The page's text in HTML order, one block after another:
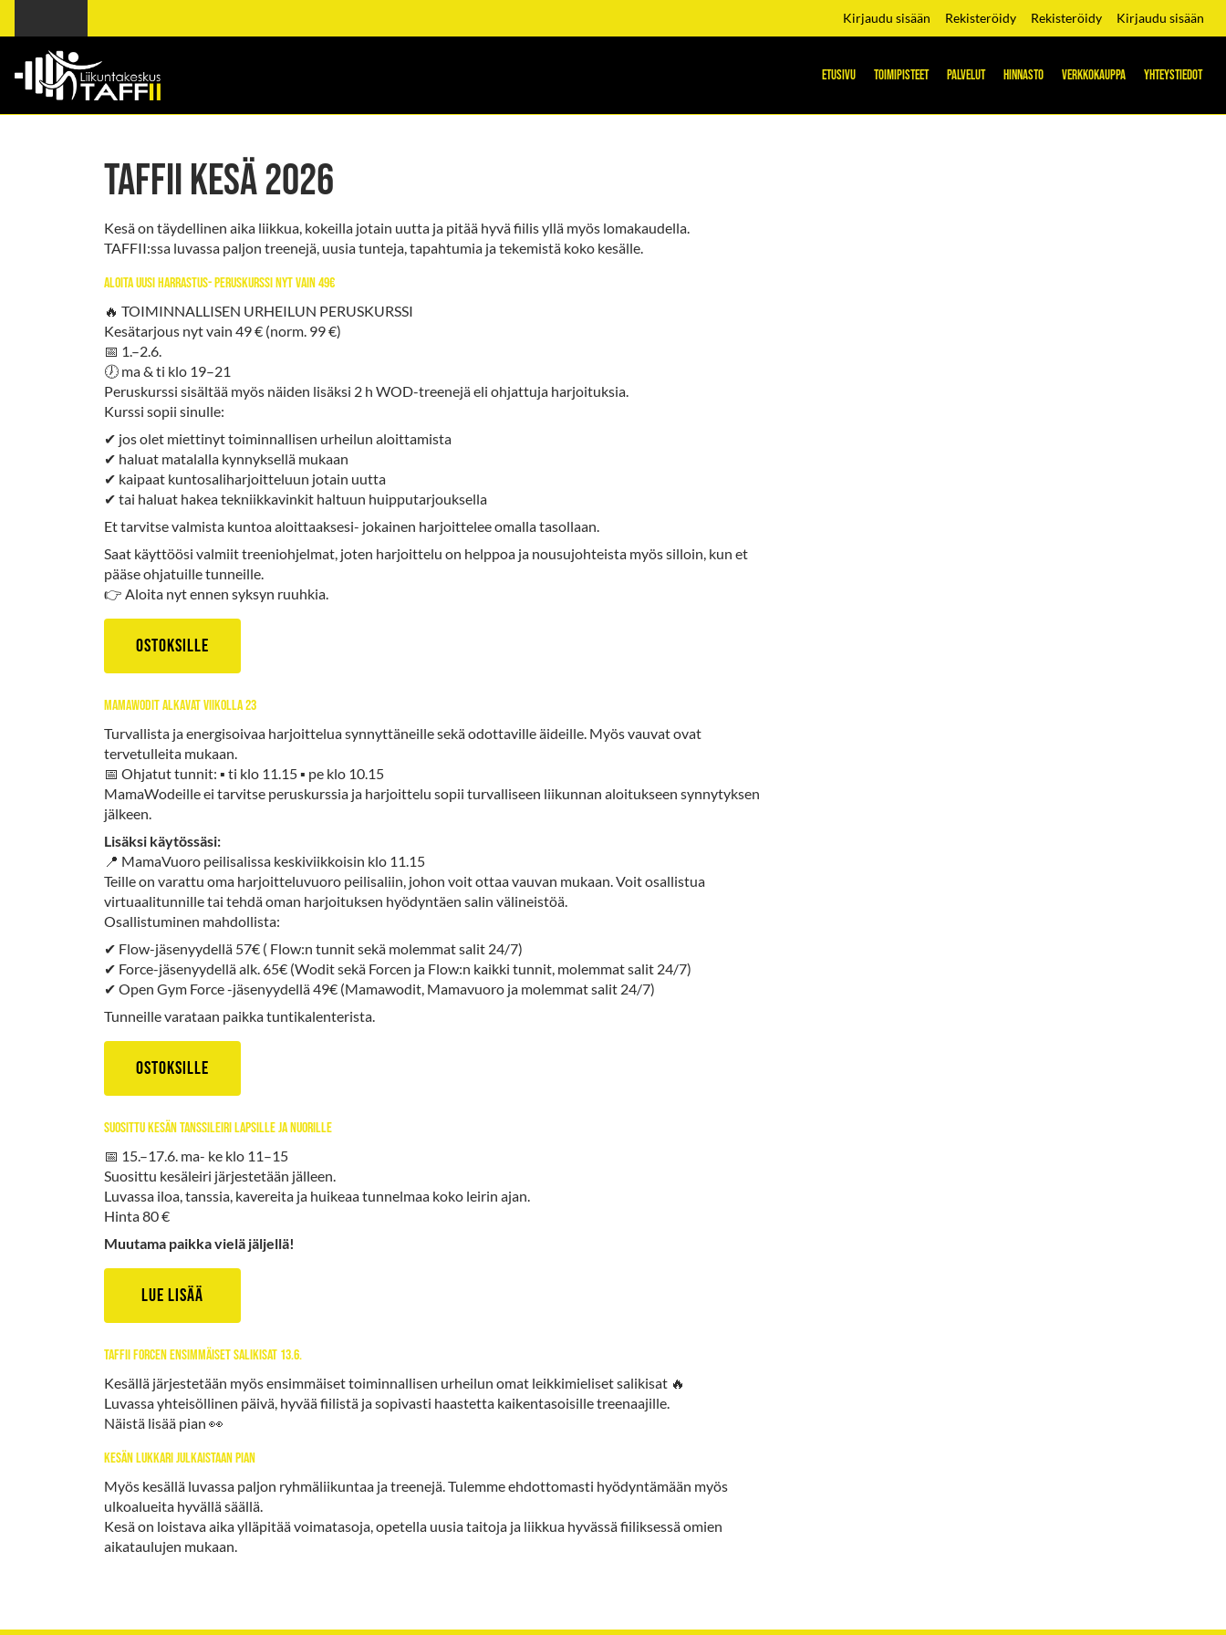
Kirjaudu sisään Rekisteröidy Rekisteröidy Kirjaudu sisään
ETUSIVU TOIMIPISTEET PALVELUT HINNASTO VERKKOKAUPPA YHTEYSTIEDOT
TAFFII KESÄ 2026
Kesä on täydellinen aika liikkua, kokeilla jotain uutta ja pitää hyvä fiilis yllä myös lomakaudella.
TAFFII:ssa luvassa paljon treenejä, uusia tunteja, tapahtumia ja tekemistä koko kesälle.
Aloita uusi harrastus- peruskurssi nyt vain 49€
🔥 TOIMINNALLISEN URHEILUN PERUSKURSSI
Kesätarjous nyt vain 49 € (norm. 99 €)
📅 1.–2.6.
🕖 ma & ti klo 19–21
Peruskurssi sisältää myös näiden lisäksi 2 h WOD-treenejä eli ohjattuja harjoituksia.
Kurssi sopii sinulle:
✔ jos olet miettinyt toiminnallisen urheilun aloittamista
✔ haluat matalalla kynnyksellä mukaan
✔ kaipaat kuntosaliharjoitteluun jotain uutta
✔ tai haluat hakea tekniikkavinkit haltuun huipputarjouksella
Et tarvitse valmista kuntoa aloittaaksesi- jokainen harjoittelee omalla tasollaan.
Saat käyttöösi valmiit treeniohjelmat, joten harjoittelu on helppoa ja nousujohteista myös silloin, kun et
pääse ohjatuille tunneille.
👉 Aloita nyt ennen syksyn ruuhkia.
Ostoksille
Mamawodit alkavat viikolla 23
Turvallista ja energisoivaa harjoittelua synnyttäneille sekä odottaville äideille. Myös vauvat ovat
tervetulleita mukaan.
📅 Ohjatut tunnit: ▪ ti klo 11.15 ▪ pe klo 10.15
MamaWodeille ei tarvitse peruskurssia ja harjoittelu sopii turvalliseen liikunnan aloitukseen synnytyksen
jälkeen.
Lisäksi käytössäsi:
📍 MamaVuoro peilisalissa keskiviikkoisin klo 11.15
Teille on varattu oma harjoitteluvuoro peilisaliin, johon voit ottaa vauvan mukaan. Voit osallistua
virtuaalitunnille tai tehdä oman harjoituksen hyödyntäen salin välineistöä.
Osallistuminen mahdollista:
✔ Flow-jäsenyydellä 57€ ( Flow:n tunnit sekä molemmat salit 24/7)
✔ Force-jäsenyydellä alk. 65€ (Wodit sekä Forcen ja Flow:n kaikki tunnit, molemmat salit 24/7)
✔ Open Gym Force -jäsenyydellä 49€ (Mamawodit, Mamavuoro ja molemmat salit 24/7)
Tunneille varataan paikka tuntikalenterista.
Ostoksille
suosittu Kesän tanssileiri lapsille ja nuorille
📅 15.–17.6. ma- ke klo 11–15
Suosittu kesäleiri järjestetään jälleen.
Luvassa iloa, tanssia, kavereita ja huikeaa tunnelmaa koko leirin ajan.
Hinta 80 €
Muutama paikka vielä jäljellä!
Lue lisää
taffii forcen ensimmäiset salikisat 13.6.
Kesällä järjestetään myös ensimmäiset toiminnallisen urheilun omat leikkimieliset salikisat 🔥
Luvassa yhteisöllinen päivä, hyvää fiilistä ja sopivasti haastetta kaikentasoisille treenaajille.
Näistä lisää pian 👀
kesän lukkari julkaistaan pian
Myös kesällä luvassa paljon ryhmäliikuntaa ja treenejä. Tulemme ehdottomasti hyödyntämään myös
ulkoalueita hyvällä säällä.
Kesä on loistava aika ylläpitää voimatasoja, opetella uusia taitoja ja liikkua hyvässä fiiliksessä omien
aikataulujen mukaan.